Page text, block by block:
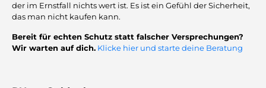
der im Ernstfall nichts wert ist. Es ist ein Gefühl der Sicherheit,
das man nicht kaufen kann.
Bereit für echten Schutz statt falscher Versprechungen?
Wir warten auf dich. Klicke hier und starte deine Beratung